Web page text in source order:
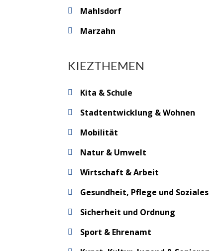
Mahlsdorf
Marzahn
KIEZTHEMEN
Kita & Schule
Stadtentwicklung & Wohnen
Mobilität
Natur & Umwelt
Wirtschaft & Arbeit
Gesundheit, Pflege und Soziales
Sicherheit und Ordnung
Sport & Ehrenamt